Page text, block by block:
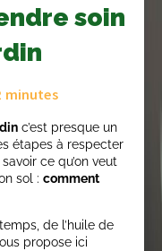
soin
minutes
c’est presque un
étapes à respecter
ce qu’on veut
sol : comment
de l’huile de
propose ici